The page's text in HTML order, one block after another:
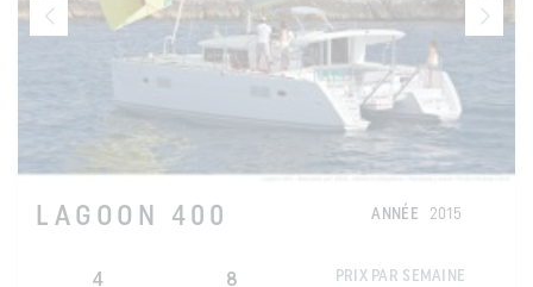
LAGOON 400 ANNÉE 2015
4 8 PRIX PAR SEMAINE